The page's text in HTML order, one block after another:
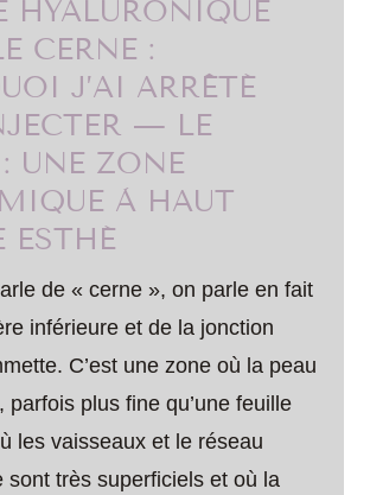
HYALURONIQUE
CERNE :
J’AI ARRÊTÉ
— LE
UNE ZONE
À HAUT
ESTHÉ
de « cerne », on parle en fait
inférieure et de la jonction
C’est une zone où la peau
parfois plus fine qu’une feuille
les vaisseaux et le réseau
sont très superficiels et où la